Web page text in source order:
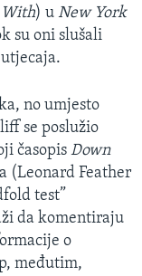
) u New York
su oni slušali
no umjesto
se poslužio
časopis Down
(Leonard Feather
test”
da komentiraju
o
međutim,